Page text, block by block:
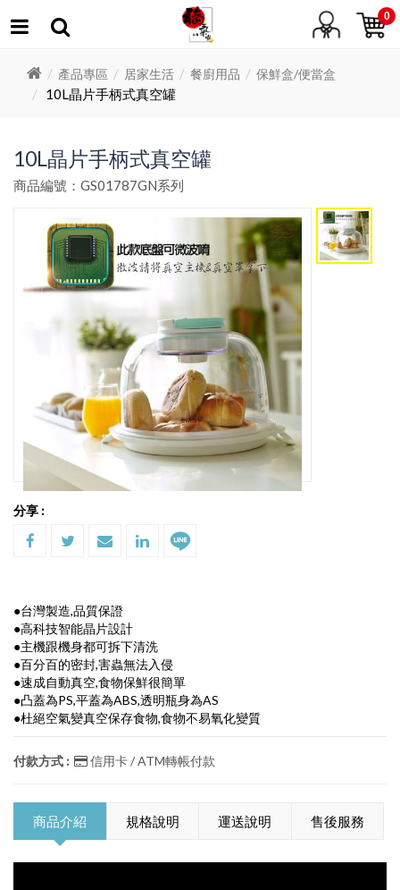
0
產品專區 居家生活 餐廚用品 保鮮盒/便當盒
10L晶片手柄式真空罐
10L晶片手柄式真空罐
商品編號：GS01787GN系列
分享 :
●台灣製造,品質保證
●高科技智能晶片設計
●主機跟機身都可拆下清洗
●百分百的密封,害蟲無法入侵
●速成自動真空,食物保鮮很簡單
●凸蓋為PS,平蓋為ABS,透明瓶身為AS
●杜絕空氣變真空保存食物,食物不易氧化變質
付款方式 : 信用卡 / ATM轉帳付款
商品介紹 規格說明 運送說明 售後服務